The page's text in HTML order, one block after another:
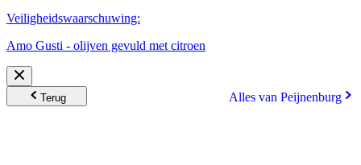
Veiligheidswaarschuwing:
Amo Gusti - olijven gevuld met citroen
Terug Alles van Peijnenburg